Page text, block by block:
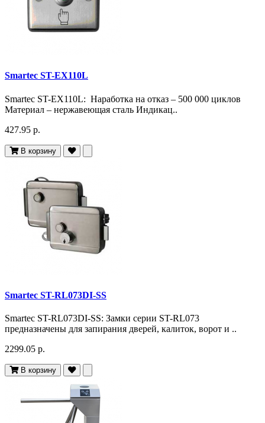
Smartec ST-EX110L
Smartec ST-EX110L: Наработка на отказ – 500 000 циклов
Материал – нержавеющая сталь Индикац..
427.95 р.
В корзину
Smartec ST-RL073DI-SS
Smartec ST-RL073DI-SS: Замки серии ST-RL073
предназначены для запирания дверей, калиток, ворот и ..
2299.05 р.
В корзину